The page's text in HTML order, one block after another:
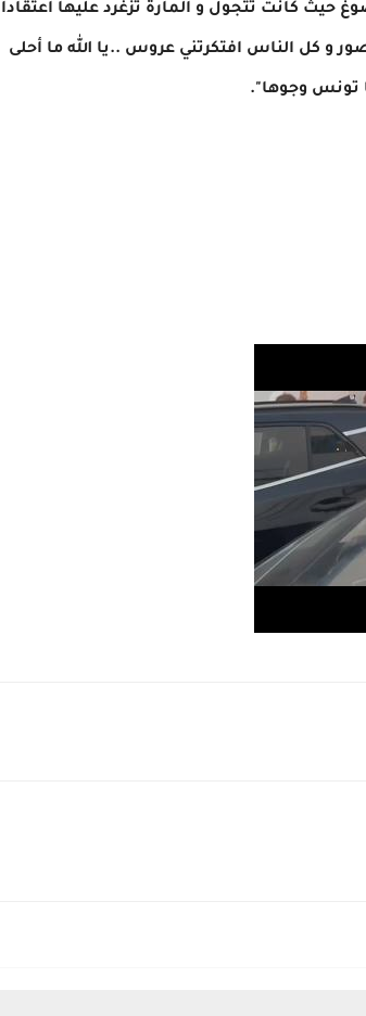
حيث كانت تتجول و المارة تزغرد عليها اعتقادا
و كل الناس افتكرتني عروس ..يا الله ما أحلى
تونس وجوها".